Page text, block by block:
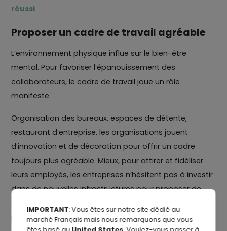
réussi
Proposer un cadre de travail agréable
L’environnement physique influe sur le bien-être
mental. Pour favoriser l’épanouissement des
collaborateurs, le cadre de travail joue un rôle
manifeste.
Organisation des bureaux, espaces de détente,
restaurant d’entreprise, les organisations jouent
d’innovation et de décoration pour offrir un cadre
toujours plus agréable. Mieux, pour attirer et fidéliser
leurs employés, les entreprises n’hésitent pas à investir
dans de nouvelles infrastructures pour proposer de
véritables services et répondre aux besoins de leurs
personas : salle de sport, conciergerie, garde
IMPORTANT: Vous êtes sur notre site dédié au
marché Français mais nous remarquons que vous